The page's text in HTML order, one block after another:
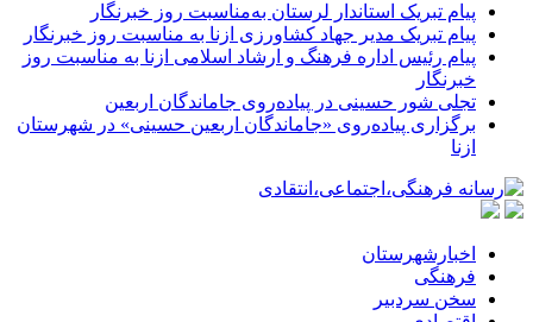
پیام تبریک استاندار لرستان به‌مناسبت روز خبرنگار
پیام تبریک مدیر جهاد کشاورزی ازنا به مناسبت روز خبرنگار
پیام رئیس اداره فرهنگ و ارشاد اسلامی ازنا به مناسبت روز
خبرنگار
تجلی شور حسینی در پیاده‌روی جاماندگان اربعین
برگزاری پیاده‌روی «جاماندگان اربعین حسینی» در شهرستان
ازنا
اخبارشهرستان
فرهنگی
سخن سردبیر